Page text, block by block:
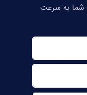
شما به سرعت